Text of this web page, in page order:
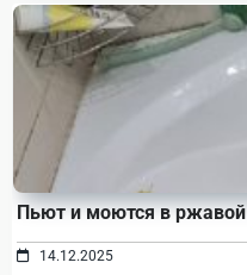
Пьют и моются в ржавой
14.12.2025